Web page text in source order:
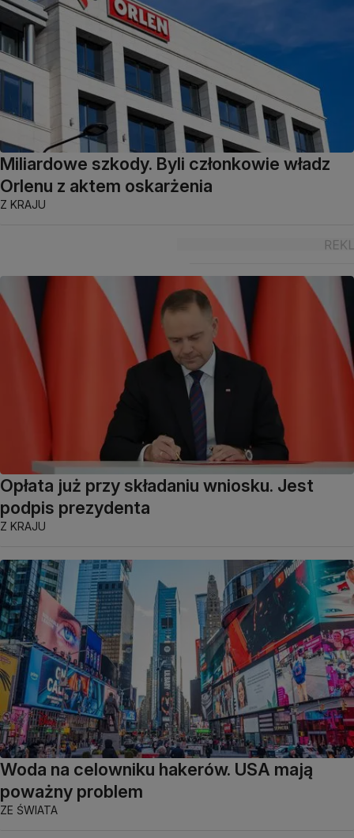
Miliardowe szkody. Byli członkowie władz
Orlenu z aktem oskarżenia
Z KRAJU
Opłata już przy składaniu wniosku. Jest
podpis prezydenta
Z KRAJU
Woda na celowniku hakerów. USA mają
poważny problem
ZE ŚWIATA